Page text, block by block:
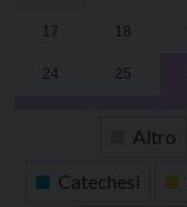
17 18
24 25
Altro
Catechesi